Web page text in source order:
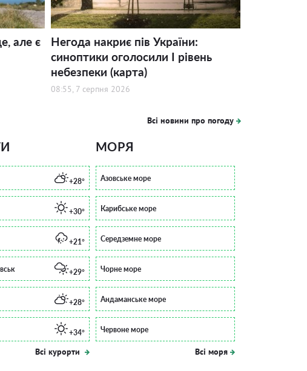
але є
Негода накриє пів України:
синоптики оголосили І рівень
небезпеки (карта)
08:55, 7 серпня 2026
Всі новини про погоду
+28°
+30°
+21°
+29°
+28°
+34°
Всі курорти
МОРЯ
Азовське море
Карибське море
Середземне море
Чорне море
Андаманське море
Червоне море
Всі моря